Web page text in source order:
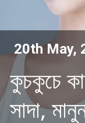
20th May,
কুচকুচে
সাদা,